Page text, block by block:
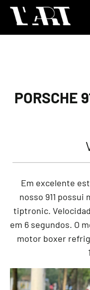
PORSCHE
Em excelente
nosso 911 possui
tiptronic.
em 6 segundos. O
motor boxer